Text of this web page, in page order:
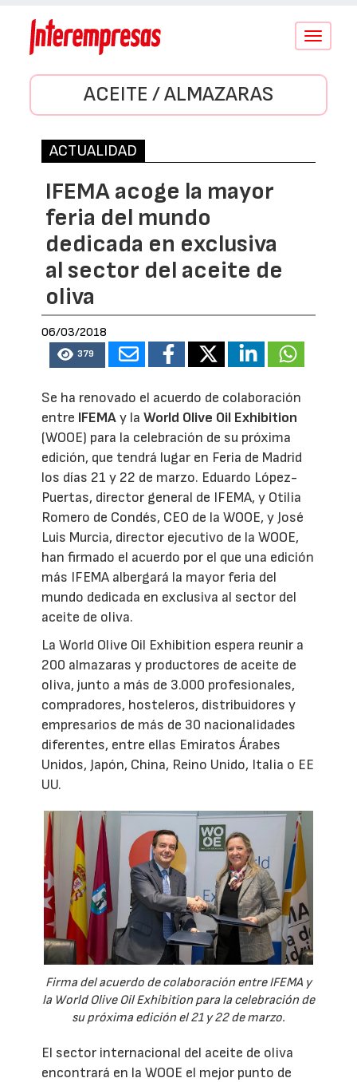
Conmutar
ACEITE / ALMAZARAS
ACTUALIDAD
IFEMA acoge la mayor
feria del mundo
dedicada en exclusiva
al sector del aceite de
oliva
06/03/2018
379
Se ha renovado el acuerdo de colaboración
entre IFEMAy laWorld Olive Oil Exhibition
(WOOE) para la celebración de su próxima
edición, que tendrá lugar en Feria de Madrid
los días 21 y 22 de marzo. Eduardo López-
Puertas, director general de IFEMA, y Otilia
Romero de Condés, CEO de la WOOE, y José
Luis Murcia, director ejecutivo de la WOOE,
han firmado el acuerdo por el que una edición
más IFEMA albergará la mayor feria del
mundo dedicada en exclusiva al sector del
aceite de oliva.
La World Olive Oil Exhibition espera reunir a
200 almazaras y productores de aceite de
oliva, junto a más de 3.000 profesionales,
compradores, hosteleros, distribuidores y
empresarios de más de 30 nacionalidades
diferentes, entre ellas Emiratos Árabes
Unidos, Japón, China, Reino Unido, Italia o EE
UU.
Firma del acuerdo de colaboración entre IFEMA y
la World Olive Oil Exhibition para la celebración de
su próxima edición el 21 y 22 de marzo.
El sector internacional del aceite de oliva
encontrará en la WOOE el mejor punto de